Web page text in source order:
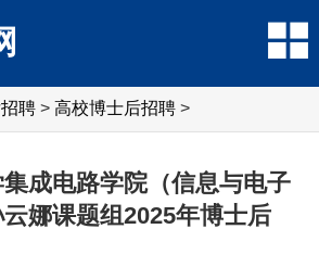
聘 > 高校博士后招聘 >
成电路学院（信息与电子
娜课题组2025年博士后